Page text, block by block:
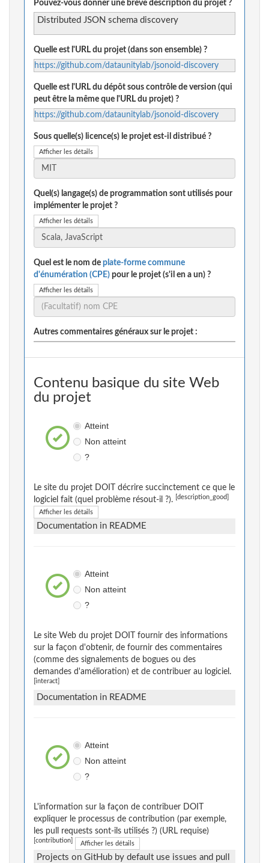
Pouvez-vous donner une brève description du projet ?
Distributed JSON schema discovery
Quelle est l'URL du projet (dans son ensemble) ?
https://github.com/dataunitylab/jsonoid-discovery
Quelle est l'URL du dépôt sous contrôle de version (qui
peut être la même que l'URL du projet) ?
https://github.com/dataunitylab/jsonoid-discovery
Sous quelle(s) licence(s) le projet est-il distribué ?
Afficher les détails
Quel(s) langage(s) de programmation sont utilisés pour
implémenter le projet ?
Afficher les détails
Quel est le nom de plate-forme commune
d'énumération (CPE) pour le projet (s'il en a un) ?
Afficher les détails
Autres commentaires généraux sur le projet :
Contenu basique du site Web
du projet
Atteint
Non atteint
?
Le site du projet DOIT décrire succinctement ce que le
logiciel fait (quel problème résout-il ?).
[description_good]
Afficher les détails
Documentation in README
Atteint
Non atteint
?
Le site Web du projet DOIT fournir des informations
sur la façon d'obtenir, de fournir des commentaires
(comme des signalements de bogues ou des
demandes d'amélioration) et de contribuer au logiciel.
[interact]
Documentation in README
Atteint
Non atteint
?
L'information sur la façon de contribuer DOIT
expliquer le processus de contribution (par exemple,
les pull requests sont-ils utilisés ?) (URL requise)
[contribution] Afficher les détails
Projects on GitHub by default use issues and pull